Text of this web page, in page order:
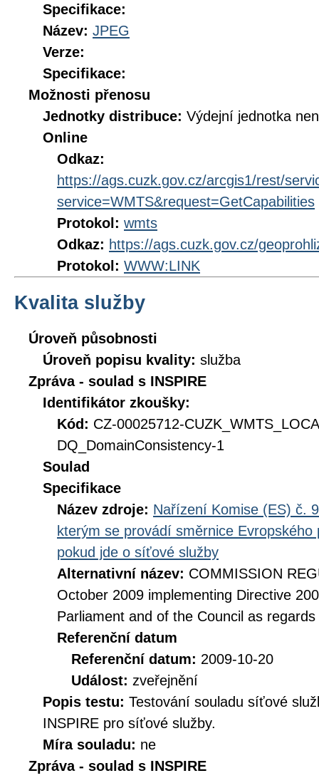
Specifikace:
Název: JPEG
Verze:
Specifikace:
Možnosti přenosu
Jednotky distribuce: Výdejní jednotka
Online
Odkaz:
https://ags.cuzk.gov.cz/arcgis1/rest/
service=WMTS&request=GetCapabilities
Protokol: wmts
Odkaz: https://ags.cuzk.gov.cz/
Protokol: WWW:LINK
Kvalita služby
Úroveň působnosti
Úroveň popisu kvality: služba
Zpráva - soulad s INSPIRE
Identifikátor zkoušky:
Kód: CZ-00025712-
DQ_DomainConsistency-1
Soulad
Specifikace
Název zdroje: Nařízení Komise (ES) č.
kterým se provádí směrnice
pokud jde o síťové služby
Alternativní název: COMMISSION
October 2009 implementing Directive
Parliament and of the Council as
Referenční datum
Referenční datum: 2009-10-20
Událost: zveřejnění
Popis testu: Testování souladu síťové
INSPIRE pro síťové služby.
Míra souladu: ne
Zpráva - soulad s INSPIRE